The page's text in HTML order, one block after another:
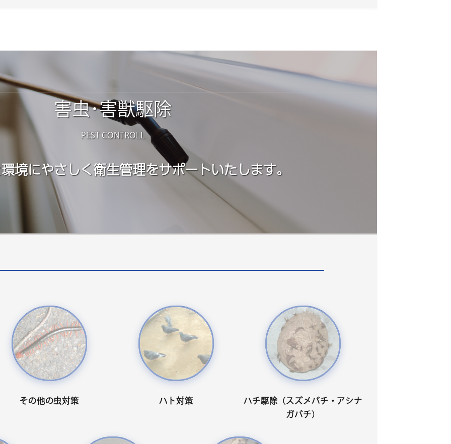
害虫･害獣駆除
PEST CONTROLL
境にやさしく衛生管理をサポートいたします。
その他の虫対策 ハト対策
ハチ駆除（スズメバチ・アシナ
ガバチ）